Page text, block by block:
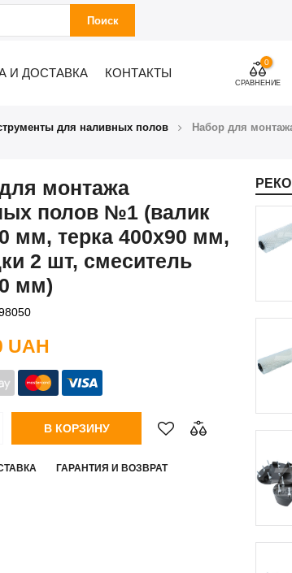
Поиск
И ДОСТАВКА КОНТАКТЫ
0
СРАВНЕНИЕ
для наливных полов
Набор для
монтажа
полов №1 (валик
мм, терка 400х90 мм,
2 шт, смеситель
мм)
UAH
В КОРЗИНУ
ГАРАНТИЯ И ВОЗВРАТ